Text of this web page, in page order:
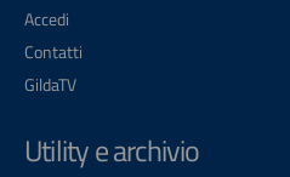
Accedi
Contatti
GildaTV
Utility e archivio